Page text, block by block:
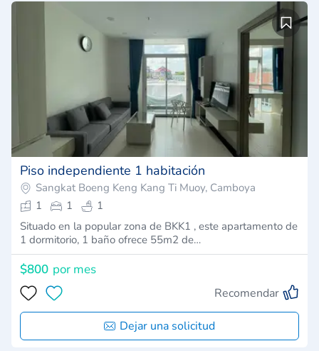
Piso independiente 1 habitación
Sangkat Boeng Keng Kang Ti Muoy, Camboya
1
1
1
Situado en la popular zona de BKK1 , este apartamento de
1 dormitorio, 1 baño ofrece 55m2 de…
$800 por mes
Recomendar
Dejar una solicitud